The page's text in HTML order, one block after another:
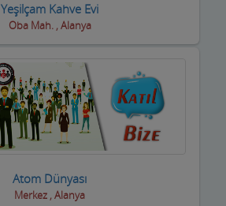
Yeşilçam Kahve Evi
Oba Mah. , Alanya
Atom Dünyası
Merkez , Alanya